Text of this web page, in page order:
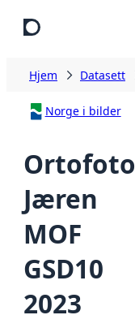
Hjem Datasett
Norge i bilder
Ortofoto
Jæren
MOF
GSD10
2023